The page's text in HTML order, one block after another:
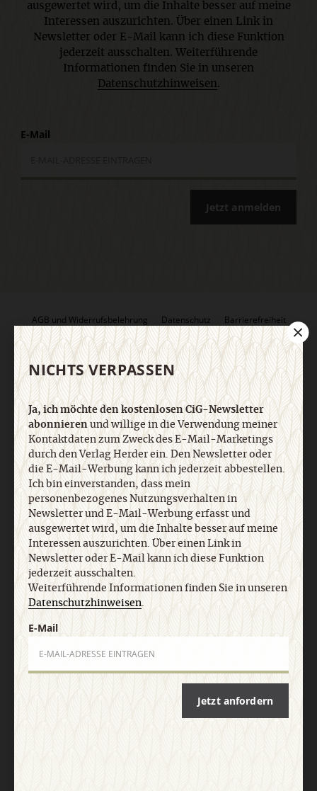
ausgewertet wird, um die Inhalte besser auf meine
Interessen auszurichten. Über einen Link in
Newsletter oder E-Mail kann ich diese Funktion
jederzeit ausschalten. Weiterführende
Informationen finden Sie in unseren
Datenschutzhinweisen.
E-Mail
Jetzt anmelden
AGB und Widerrufsbelehrung Datenschutz
Barrierefreiheit
Impressum
Vertrag widerrufen Abo online kündigen
Nach oben
NICHTS VERPASSEN
Ja, ich möchte den kostenlosen CiG-Newsletter
abonnierenund willige in die Verwendung meiner
Kontaktdaten zum Zweck des E-Mail-Marketings
durch den Verlag Herder ein. Den Newsletter oder
die E-Mail-Werbung kann ich jederzeit abbestellen.
Ich bin einverstanden, dass mein
personenbezogenes Nutzungsverhalten in
Newsletter und E-Mail-Werbung erfasst und
ausgewertet wird, um die Inhalte besser auf meine
Interessen auszurichten. Über einen Link in
Newsletter oder E-Mail kann ich diese Funktion
jederzeit ausschalten.
Weiterführende Informationen finden Sie in unseren
Datenschutzhinweisen.
E-Mail
Jetzt anfordern